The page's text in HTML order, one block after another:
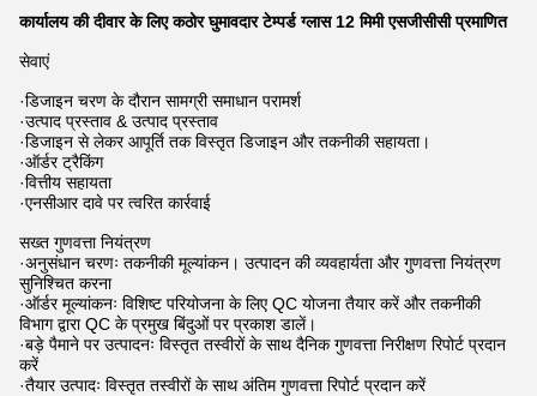
कार्यालय की दीवार के लिए कठोर घुमावदार टेम्पर्ड ग्लास 12 मिमी एसजीसीसी प्रमाणित
सेवाएं
·डिजाइन चरण के दौरान सामग्री समाधान परामर्श
·उत्पाद प्रस्ताव & उत्पाद प्रस्ताव
·डिजाइन से लेकर आपूर्ति तक विस्तृत डिजाइन और तकनीकी सहायता।
·ऑर्डर ट्रैकिंग
·वित्तीय सहायता
·एनसीआर दावे पर त्वरित कार्रवाई
सख्त गुणवत्ता नियंत्रण
·अनुसंधान चरणः तकनीकी मूल्यांकन। उत्पादन की व्यवहार्यता और गुणवत्ता नियंत्रण
सुनिश्चित करना
·ऑर्डर मूल्यांकनः विशिष्ट परियोजना के लिए QC योजना तैयार करें और तकनीकी
विभाग द्वारा QC के प्रमुख बिंदुओं पर प्रकाश डालें।
·बड़े पैमाने पर उत्पादनः विस्तृत तस्वीरों के साथ दैनिक गुणवत्ता निरीक्षण रिपोर्ट प्रदान
करें
·तैयार उत्पादः विस्तृत तस्वीरों के साथ अंतिम गुणवत्ता रिपोर्ट प्रदान करें